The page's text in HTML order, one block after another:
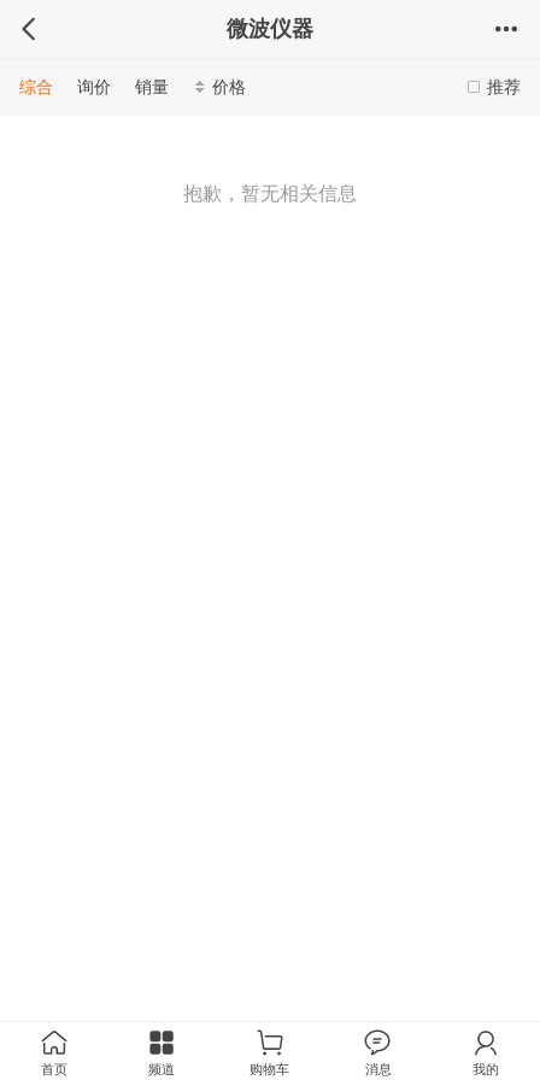
微波仪器
推荐
综合 询价 销量 价格
抱歉，暂无相关信息
首页 频道 购物车 消息 我的